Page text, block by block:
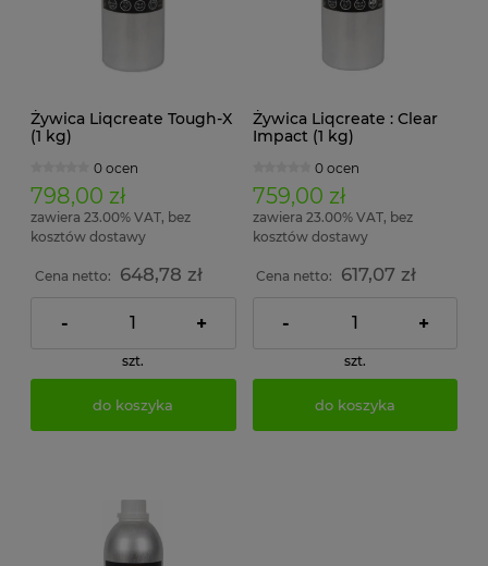
Żywica Liqcreate Tough-X
(1 kg)
0 ocen
798,00 zł
zawiera 23.00% VAT, bez
kosztów dostawy
Cena netto: 648,78 zł
- +
szt.
do koszyka
Żywica Liqcreate : Clear
Impact (1 kg)
0 ocen
759,00 zł
zawiera 23.00% VAT, bez
kosztów dostawy
Cena netto: 617,07 zł
- +
szt.
do koszyka